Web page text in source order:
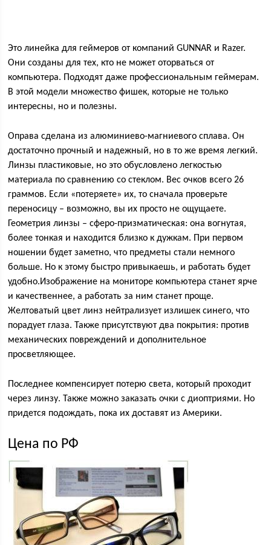
Это линейка для геймеров от компаний GUNNAR и Razer.
Они созданы для тех, кто не может оторваться от
компьютера. Подходят даже профессиональным геймерам.
В этой модели множество фишек, которые не только
интересны, но и полезны.
Оправа сделана из алюминиево-магниевого сплава. Он
достаточно прочный и надежный, но в то же время легкий.
Линзы пластиковые, но это обусловлено легкостью
материала по сравнению со стеклом. Вес очков всего 26
граммов. Если «потеряете» их, то сначала проверьте
переносицу – возможно, вы их просто не ощущаете.
Геометрия линзы – сферо-призматическая: она вогнутая,
более тонкая и находится близко к дужкам. При первом
ношении будет заметно, что предметы стали немного
больше. Но к этому быстро привыкаешь, и работать будет
удобно.Изображение на мониторе компьютера станет ярче
и качественнее, а работать за ним станет проще.
Желтоватый цвет линз нейтрализует излишек синего, что
порадует глаза. Также присутствуют два покрытия: против
механических повреждений и дополнительное
просветляющее.
Последнее компенсирует потерю света, который проходит
через линзу. Также можно заказать очки с диоптриями. Но
придется подождать, пока их доставят из Америки.
Цена по РФ